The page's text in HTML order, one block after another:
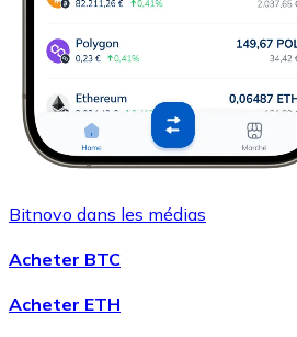
Bitnovo dans les médias
Acheter BTC
Acheter ETH